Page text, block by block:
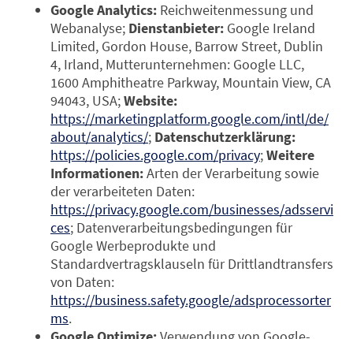
Google Analytics: Reichweitenmessung und
Webanalyse; Dienstanbieter: Google Ireland
Limited, Gordon House, Barrow Street, Dublin
4, Irland, Mutterunternehmen: Google LLC,
1600 Amphitheatre Parkway, Mountain View, CA
94043, USA;Website:
https://marketingplatform.google.com/intl/de/
about/analytics/; Datenschutzerklärung:
https://policies.google.com/privacy;Weitere
Informationen:Arten der Verarbeitung sowie
der verarbeiteten Daten:
https://privacy.google.com/businesses/adsservi
ces; Datenverarbeitungsbedingungen für
Google Werbeprodukte und
Standardvertragsklauseln für Drittlandtransfers
von Daten:
https://business.safety.google/adsprocessorter
ms.